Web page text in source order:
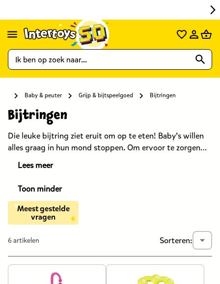
Vorige pagina Baby & peuter
Baby & peuter Vorige pagina Grijp & bijtspeelgoed
Grijp & bijtspeelgoed Bijtringen
Bijtringen
Die leuke bijtring ziet eruit om op te eten! Baby’s willen
alles graag in hun mond stoppen. Om ervoor te zorgen
dat kleintjes op een veilige manier verschillende vormen
en texturen kunnen ontdekken, kunnen ze het beste
kauwen op een leuke bijtring van zacht materiaal.
Bovendien helpt een bijtring bij het verlichten van pijn bij
doorkomende tandjes. In onze collectie vind je de
mooiste bijtringen voor baby’s.
Lees meer
Toon minder
Meest gestelde
vragen
6 artikelen Sorteren: